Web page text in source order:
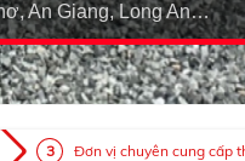
An Giang, Long An…
Đơn vị chuyên cung cấp